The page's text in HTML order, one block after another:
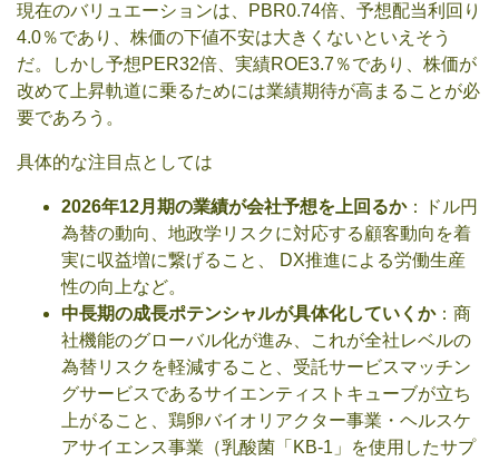
現在のバリュエーションは、PBR0.74倍、予想配当利回り
4.0％であり、株価の下値不安は大きくないといえそう
だ。しかし予想PER32倍、実績ROE3.7％であり、株価が
改めて上昇軌道に乗るためには業績期待が高まることが必
要であろう。
具体的な注目点としては
2026年12月期の業績が会社予想を上回るか：ドル円
為替の動向、地政学リスクに対応する顧客動向を着
実に収益増に繋げること、 DX推進による労働生産
性の向上など。
中長期の成長ポテンシャルが具体化していくか：商
社機能のグローバル化が進み、これが全社レベルの
為替リスクを軽減すること、受託サービスマッチン
グサービスであるサイエンティストキューブが立ち
上がること、鶏卵バイオリアクター事業・ヘルスケ
アサイエンス事業（乳酸菌「KB-1」を使用したサプ